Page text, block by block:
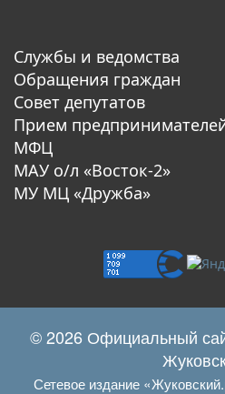
Службы и ведомства
Обращения граждан
Совет депутатов
Прием
МФЦ
МАУ о/л «Восток-2»
МУ МЦ «Дружба»
© 2026 Официальный
Сетевое издание